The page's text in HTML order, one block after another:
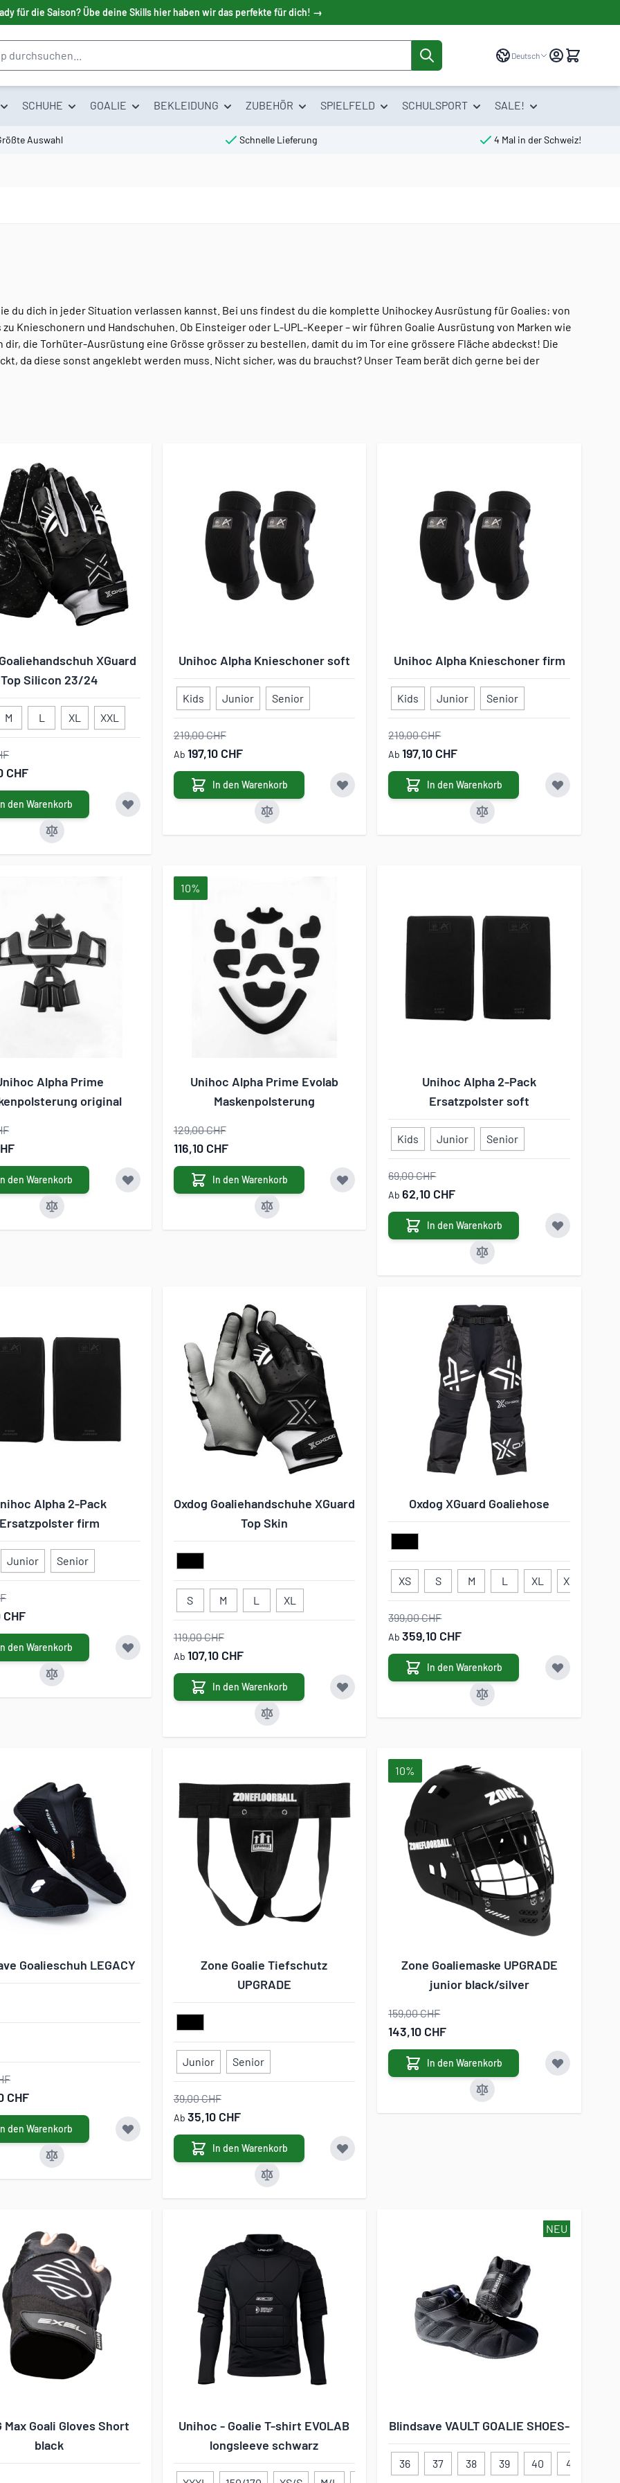
für die Saison? Übe deine Skills hier haben wir das perfekte für dich! →
Sprache
Deutsch
SCHUHE GOALIE BEKLEIDUNG ZUBEHÖR SPIELFELD SCHULSPORT SALE!
Auswahl Schnelle Lieferung 4 Mal in der Schweiz!
du dich in jeder Situation verlassen kannst. Bei uns findest du die komplette Unihockey Ausrüstung für Goalies: von
Knieschonern und Handschuhen. Ob Einsteiger oder L-UPL-Keeper – wir führen Goalie Ausrüstung von Marken wie
dir, die Torhüter-Ausrüstung eine Grösse grösser zu bestellen, damit du im Tor eine grössere Fläche abdeckst! Die
da diese sonst angeklebt werden muss. Nicht sicher, was du brauchst? Unser Team berät dich gerne bei der
XGuard
Top Silicon 23/24
M L XL XXL
CHF
den Warenkorb
Unihoc Alpha Knieschoner soft
Kids Junior Senior
219,00 CHF
Ab 197,10 CHF
In den Warenkorb
Unihoc Alpha Knieschoner firm
Kids Junior Senior
219,00 CHF
Ab 197,10 CHF
In den Warenkorb
Alpha Prime
original
den Warenkorb
10%
Unihoc Alpha Prime Evolab
Maskenpolsterung
129,00 CHF
Sonderangebot
116,10 CHF
In den Warenkorb
Unihoc Alpha 2-Pack
Ersatzpolster soft
Kids Junior Senior
69,00 CHF
Ab 62,10 CHF
In den Warenkorb
Alpha 2-Pack
firm
Junior Senior
CHF
den Warenkorb
Oxdog Goaliehandschuhe XGuard
Top Skin
S M L XL
119,00 CHF
Ab 107,10 CHF
In den Warenkorb
Oxdog XGuard Goaliehose
XS S M L XL XXL
399,00 CHF
Ab 359,10 CHF
In den Warenkorb
Goalieschuh LEGACY
CHF
den Warenkorb
Zone Goalie Tiefschutz
UPGRADE
Junior Senior
39,00 CHF
Ab 35,10 CHF
In den Warenkorb
10%
Zone Goaliemaske UPGRADE
junior black/silver
159,00 CHF
Sonderangebot
143,10 CHF
In den Warenkorb
Max Goali Gloves Short
black
Unihoc - Goalie T-shirt EVOLAB
longsleeve schwarz
NEU
Blindsave VAULT GOALIE SHOES-
36 37 38 39 40 41